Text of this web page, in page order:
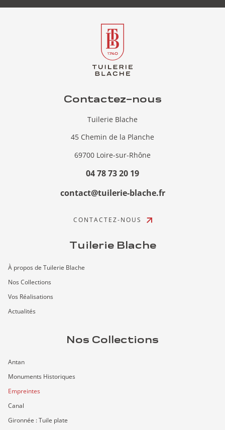
Contactez-nous
Tuilerie Blache
45 Chemin de la Planche
69700 Loire-sur-Rhône
04 78 73 20 19
contact@tuilerie-blache.fr
CONTACTEZ-NOUS
Tuilerie Blache
À propos de Tuilerie Blache
Nos Collections
Vos Réalisations
Actualités
Nos Collections
Antan
Monuments Historiques
Empreintes
Canal
Gironnée : Tuile plate